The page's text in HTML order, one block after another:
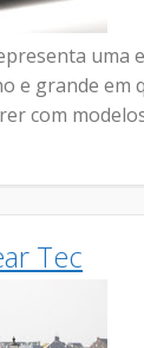
uma
e grande
com
Tec